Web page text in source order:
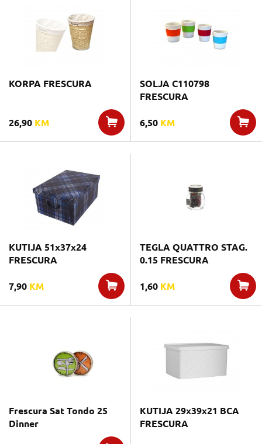
KORPA FRESCURA
26,90 KM
SOLJA C110798
FRESCURA
6,50 KM
KUTIJA 51x37x24
FRESCURA
7,90 KM
TEGLA QUATTRO STAG.
0.15 FRESCURA
1,60 KM
Frescura Sat Tondo 25
Dinner
KUTIJA 29x39x21 BCA
FRESCURA